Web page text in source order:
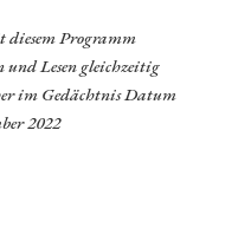
Programm
Lesen gleichzeitig
im Gedächtnis Datum
2022